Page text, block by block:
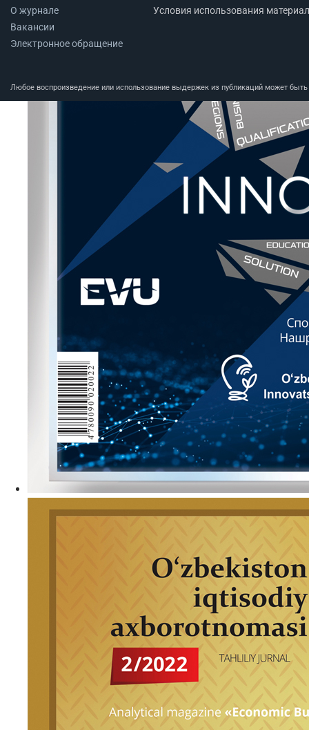
О журнале
Вакансии
Электронное обращение
Условия использования
Любое воспроизведение или использование выдержек из публикаций может